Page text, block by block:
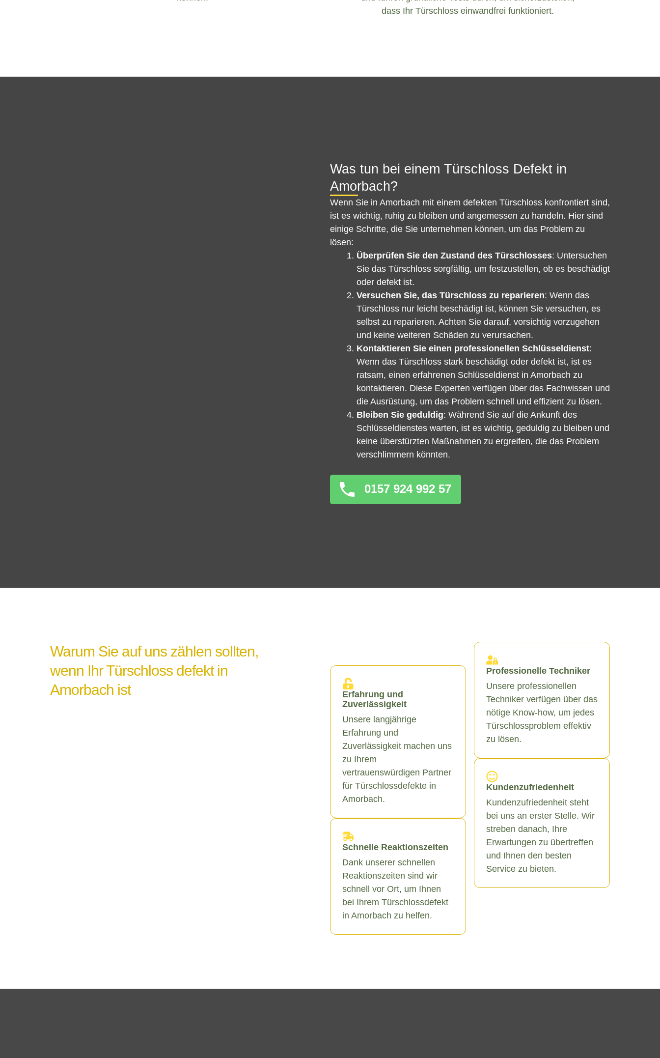
dass Ihr Türschloss einwandfrei funktioniert.
Was tun bei einem Türschloss Defekt in
Amorbach?
Wenn Sie in Amorbach mit einem defekten Türschloss konfrontiert sind,
ist es wichtig, ruhig zu bleiben und angemessen zu handeln. Hier sind
einige Schritte, die Sie unternehmen können, um das Problem zu
lösen:
Überprüfen Sie den Zustand des Türschlosses: Untersuchen
Sie das Türschloss sorgfältig, um festzustellen, ob es beschädigt
oder defekt ist.
Versuchen Sie, das Türschloss zu reparieren: Wenn das
Türschloss nur leicht beschädigt ist, können Sie versuchen, es
selbst zu reparieren. Achten Sie darauf, vorsichtig vorzugehen
und keine weiteren Schäden zu verursachen.
Kontaktieren Sie einen professionellen Schlüsseldienst:
Wenn das Türschloss stark beschädigt oder defekt ist, ist es
ratsam, einen erfahrenen Schlüsseldienst in Amorbach zu
kontaktieren. Diese Experten verfügen über das Fachwissen und
die Ausrüstung, um das Problem schnell und effizient zu lösen.
Bleiben Sie geduldig: Während Sie auf die Ankunft des
Schlüsseldienstes warten, ist es wichtig, geduldig zu bleiben und
keine überstürzten Maßnahmen zu ergreifen, die das Problem
verschlimmern könnten.
0157 924 992 57
Warum Sie auf uns zählen sollten,
wenn Ihr Türschloss defekt in
Amorbach ist
Erfahrung und
Zuverlässigkeit
Unsere langjährige
Erfahrung und
Zuverlässigkeit machen uns
zu Ihrem
vertrauenswürdigen Partner
für Türschlossdefekte in
Amorbach.
Schnelle Reaktionszeiten
Dank unserer schnellen
Reaktionszeiten sind wir
schnell vor Ort, um Ihnen
bei Ihrem Türschlossdefekt
in Amorbach zu helfen.
Professionelle Techniker
Unsere professionellen
Techniker verfügen über das
nötige Know-how, um jedes
Türschlossproblem effektiv
zu lösen.
Kundenzufriedenheit
Kundenzufriedenheit steht
bei uns an erster Stelle. Wir
streben danach, Ihre
Erwartungen zu übertreffen
und Ihnen den besten
Service zu bieten.